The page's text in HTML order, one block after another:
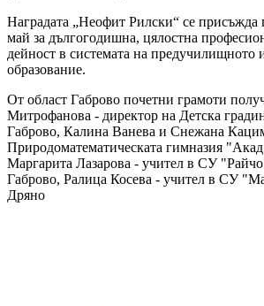
Наградата „Неофит Рилски“ се присъжда
май за дългогодишна, цялостна
дейност в системата на
образование.
От област Габрово почетни грамоти
Митрофанова - директор на Детска
Габрово, Калина Ванева и Снежана
Природоматематическата гимназия
Маргарита Лазарова - учител в СУ
Габрово, Ралица Косева - учител в СУ
Дряно